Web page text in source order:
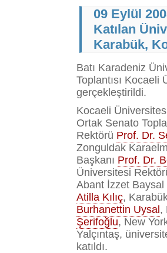
09 Eylül
Katılan
Karabük,
Batı Karadeniz
Toplantısı
gerçekleştirildi.
Kocaeli
Ortak Senato
Rektörü Prof. Dr.
Zonguldak
Başkanı Prof. Dr.
Üniversitesi
Abant İzzet
Atilla Kılıç,
Burhanettin Uysal ,
Şerifoğlu, New
Yalçıntaş,
katıldı.